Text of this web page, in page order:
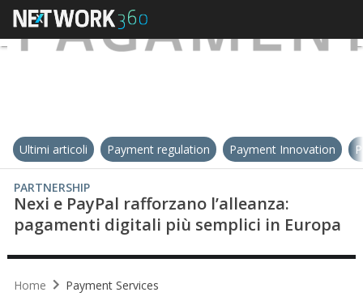
Ultimi articoli Payment regulation Payment Innovation
PARTNERSHIP
Nexi e PayPal rafforzano l’alleanza:
pagamenti digitali più semplici in Europa
Home Payment Services